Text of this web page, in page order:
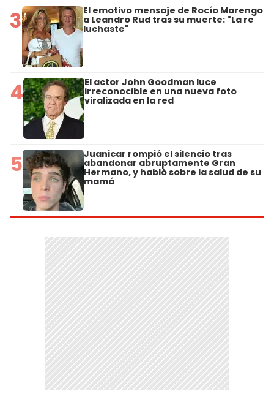
3 El emotivo mensaje de Rocío Marengo
a Leandro Rud tras su muerte: "La re
luchaste"
4 El actor John Goodman luce
irreconocible en una nueva foto
viralizada en la red
5 Juanicar rompió el silencio tras
abandonar abruptamente Gran
Hermano, y habló sobre la salud de su
mamá